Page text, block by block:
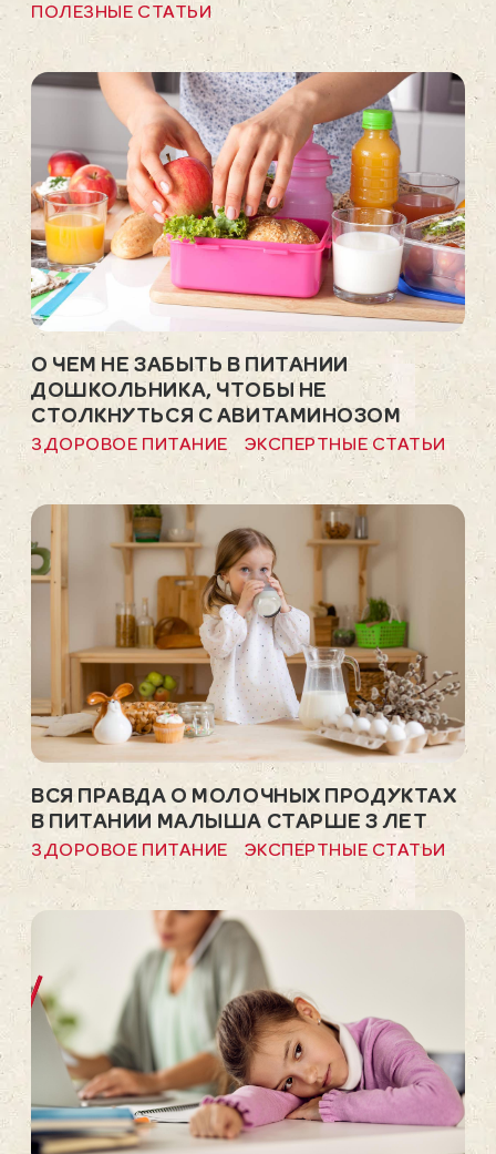
ПОЛЕЗНЫЕ СТАТЬИ
О ЧЕМ НЕ ЗАБЫТЬ В ПИТАНИИ
ДОШКОЛЬНИКА, ЧТОБЫ НЕ
СТОЛКНУТЬСЯ С АВИТАМИНОЗОМ
ЗДОРОВОЕ ПИТАНИЕ ЭКСПЕРТНЫЕ СТАТЬИ
ВСЯ ПРАВДА О МОЛОЧНЫХ ПРОДУКТАХ
В ПИТАНИИ МАЛЫША СТАРШЕ 3 ЛЕТ
ЗДОРОВОЕ ПИТАНИЕ ЭКСПЕРТНЫЕ СТАТЬИ